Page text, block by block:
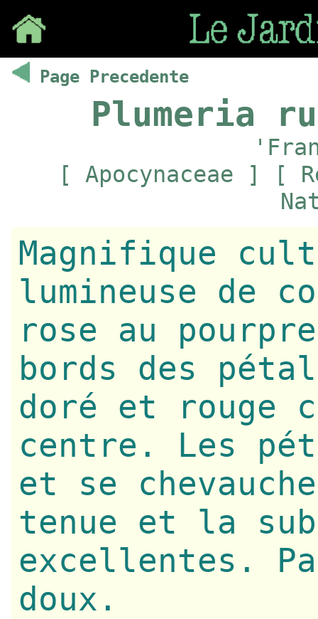
Page Precedente
Plumeria
[ Apocynaceae ] [
Magnifique
lumineuse de
rose au
bords des
doré et rouge
centre. Les
et se
tenue et la
excellentes.
doux.